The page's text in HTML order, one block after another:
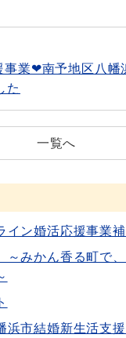
業❤南予地区八幡
た
一覧へ
イン婚活応援事業
みかん香る町で
浜市結婚新生活支